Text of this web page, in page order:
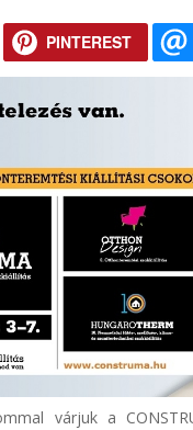
PINTEREST
várjuk a